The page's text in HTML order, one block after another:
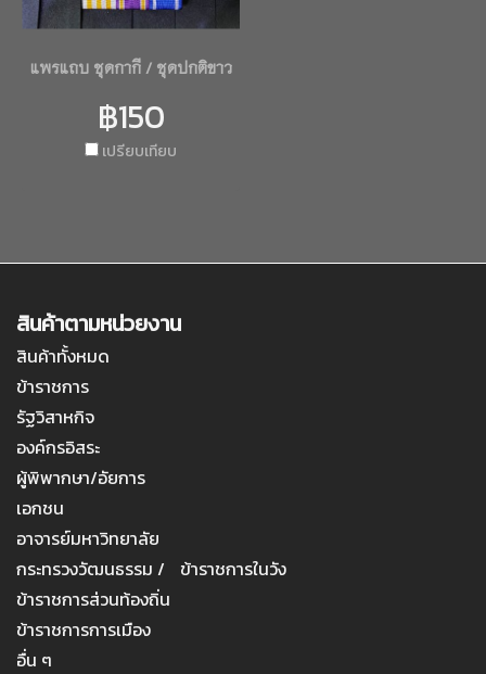
แพรแถบ ชุดกากี / ชุดปกติขาว
฿150
เปรียบเทียบ
สินค้าตามหน่วยงาน
สินค้าทั้งหมด
ข้าราชการ
รัฐวิสาหกิจ
องค์กรอิสระ
ผู้พิพากษา/อัยการ
เอกชน
อาจารย์มหาวิทยาลัย
กระทรวงวัฒนธรรม / ข้าราชการในวัง
ข้าราชการส่วนท้องถิ่น
ข้าราชการการเมือง
อื่น ๆ